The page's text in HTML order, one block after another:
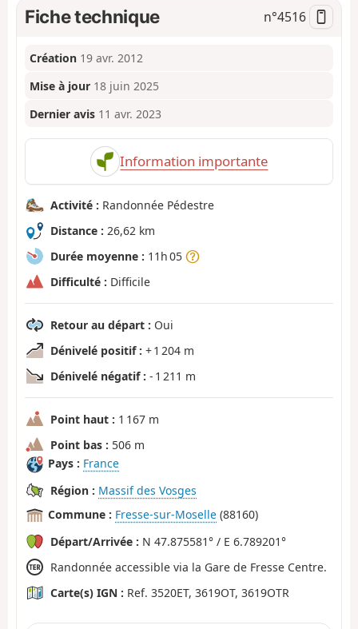
Fiche technique n°4516
Création 19 avr. 2012
Mise à jour 18 juin 2025
Dernier avis 11 avr. 2023
Information importante
Activité : Randonnée Pédestre
Distance : 26,62 km
Durée moyenne : 11h 05
Difficulté : Difficile
Retour au départ : Oui
Dénivelé positif : + 1 204 m
Dénivelé négatif : - 1 211 m
Point haut : 1 167 m
Point bas : 506 m
Pays : France
Région : Massif des Vosges
Commune : Fresse-sur-Moselle (88160)
Départ/Arrivée : N 47.875581° / E 6.789201°
Randonnée accessible via la Gare de Fresse Centre.
Carte(s) IGN : Ref. 3520ET, 3619OT, 3619OTR